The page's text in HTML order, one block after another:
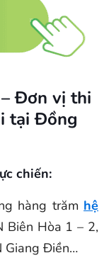
Đơn vị thi
tại Đồng
chiến:
hàng trăm hệ
Biên Hòa 1 – 2,
Giang Điền…